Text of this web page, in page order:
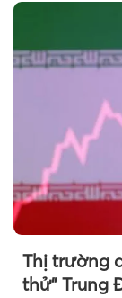
Thị trường
thử" Trung